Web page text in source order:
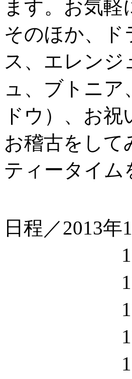
ます。お気
そのほか、ド
ス、エレン
ュ、ブトニ
ドウ）、お
お稽古をして
ティータイム
日程／2013
11月3日
11月9日
11月10日
11月16日
11月17日